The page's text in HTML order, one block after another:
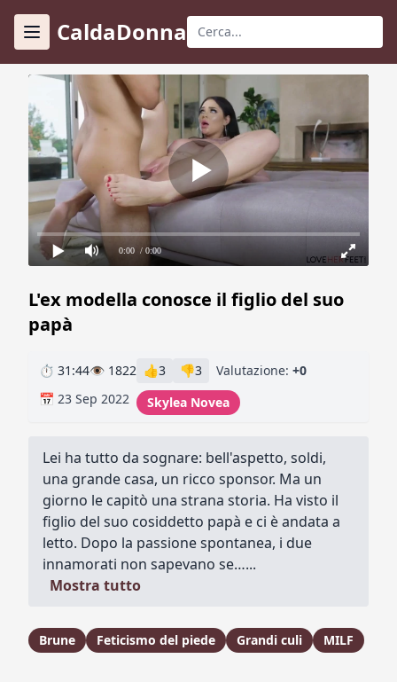
CaldaDonna
0:00 / 0:00
L'ex modella conosce il figlio del suo
papà
⏱ 31:44👁 1822 👍3 👎3 Valutazione: +0
📅 23 Sep 2022
Skylea Novea
Lei ha tutto da sognare: bell'aspetto, soldi,
una grande casa, un ricco sponsor. Ma un
giorno le capitò una strana storia. Ha visto il
figlio del suo cosiddetto papà e ci è andata a
letto. Dopo la passione spontanea, i due
innamorati non sapevano se…...
Mostra tutto
Brune Feticismo del piede Grandi culi MILF